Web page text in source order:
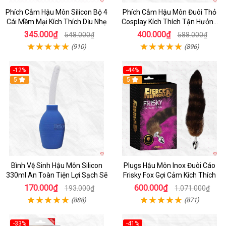
Phích Cắm Hậu Môn Silicon Bộ 4
Cái Mềm Mại Kích Thích Dịu Nhẹ
345.000₫ 548.000₫
(910)
Phích Cắm Hậu Môn Đuôi Thỏ
Cosplay Kích Thích Tận Hưởng
Sành Điệu
400.000₫ 588.000₫
(896)
-12%
5
Bình Vệ Sinh Hậu Môn Silicon
330ml An Toàn Tiện Lợi Sạch Sẽ
170.000₫ 193.000₫
(888)
-44%
Hot
5
Plugs Hậu Môn Inox Đuôi Cáo
Frisky Fox Gợi Cảm Kích Thích
600.000₫ 1.071.000₫
(871)
-33%
-41%